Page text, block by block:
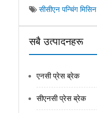
सीसीएन पन्चिंग मिसिन
सबै उत्पादनहरू
एनसी प्रेस ब्रेक
सीएनसी प्रेस ब्रेक